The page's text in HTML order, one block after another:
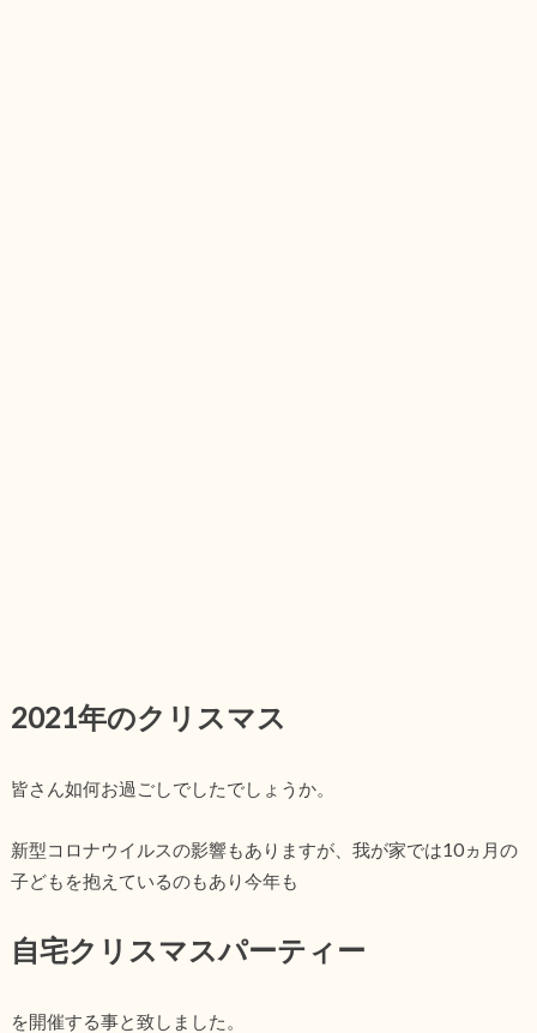
2021年のクリスマス
皆さん如何お過ごしでしたでしょうか。
新型コロナウイルスの影響もありますが、我が家では10ヵ月の
子どもを抱えているのもあり今年も
自宅クリスマスパーティー
を開催する事と致しました。